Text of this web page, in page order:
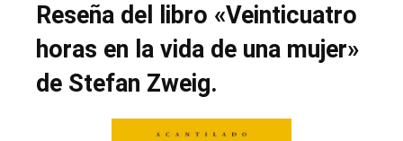
Reseña del libro «Veinticuatro
horas en la vida de una mujer»
de Stefan Zweig.